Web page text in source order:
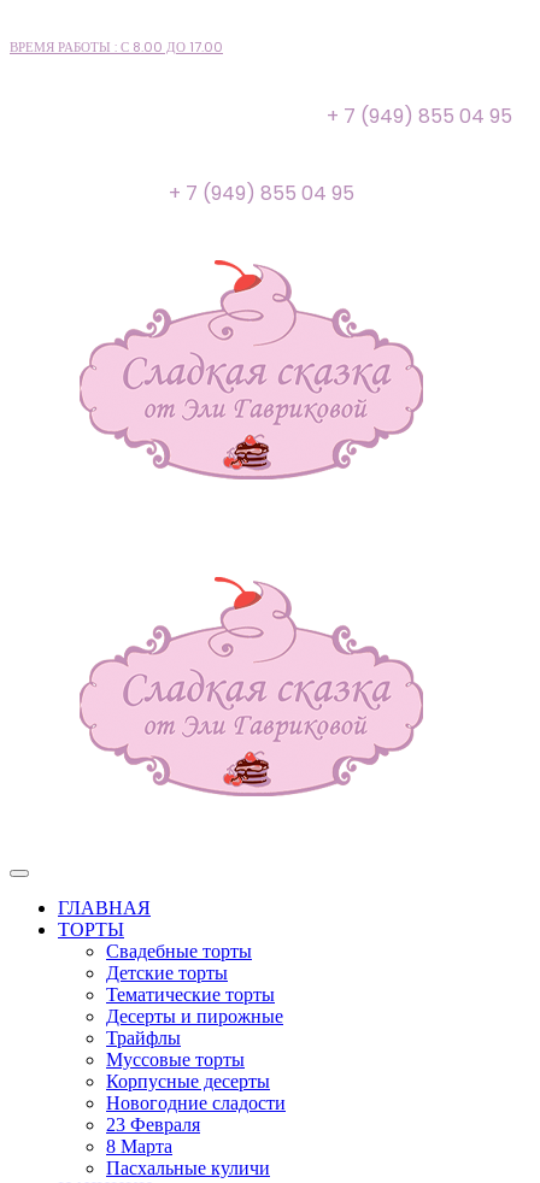
ВРЕМЯ РАБОТЫ : С 8.00 ДО 17.00
+ 7 (949) 855 04 95
+ 7 (949) 855 04 95
ГЛАВНАЯ
ТОРТЫ
Свадебные торты
Детские торты
Тематические торты
Десерты и пирожные
Трайфлы
Муссовые торты
Корпусные десерты
Новогодние сладости
23 Февраля
8 Марта
Пасхальные куличи